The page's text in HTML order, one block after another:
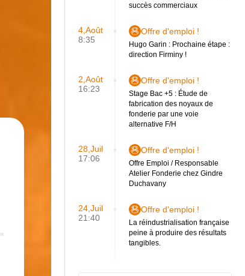
succès commerciaux
4,Août
8:35
Offre d'emploi !
Hugo Garin : Prochaine étape :
direction Firminy !
2,Août
16:23
Offre d'emploi !
Stage Bac +5 : Étude de
fabrication des noyaux de
fonderie par une voie
alternative F/H
28,Juil
17:06
Offre d'emploi !
Offre Emploi / Responsable
Atelier Fonderie chez Gindre
Duchavany
24,Juil
21:40
Offre d'emploi !
La réindustrialisation française
peine à produire des résultats
tangibles.